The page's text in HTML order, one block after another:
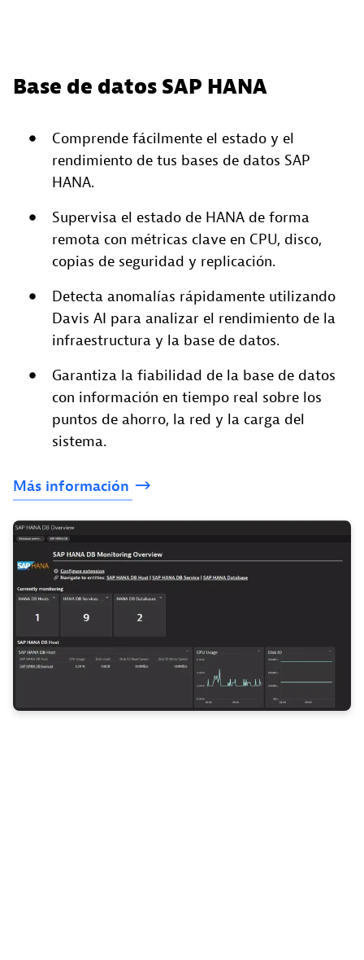
Base de datos SAP HANA
Comprende fácilmente el estado y el
rendimiento de tus bases de datos SAP
HANA.
Supervisa el estado de HANA de forma
remota con métricas clave en CPU, disco,
copias de seguridad y replicación.
Detecta anomalías rápidamente utilizando
Davis AI para analizar el rendimiento de la
infraestructura y la base de datos.
Garantiza la fiabilidad de la base de datos
con información en tiempo real sobre los
puntos de ahorro, la red y la carga del
sistema.
Más información